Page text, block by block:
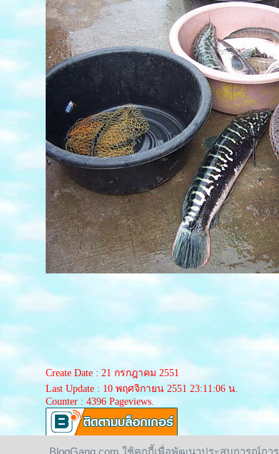
Create Date : 21 กรกฎาคม 2551
Last Update : 10 พฤศจิกายน 2551 23:11:06 น.
Counter : 4396 Pageviews.
BlogGang.com ใช้คุกกี้เพื่อพัฒนาประสบการณ์กา